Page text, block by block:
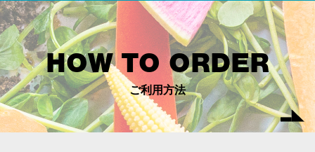
HOW TO ORDER
ご利用方法